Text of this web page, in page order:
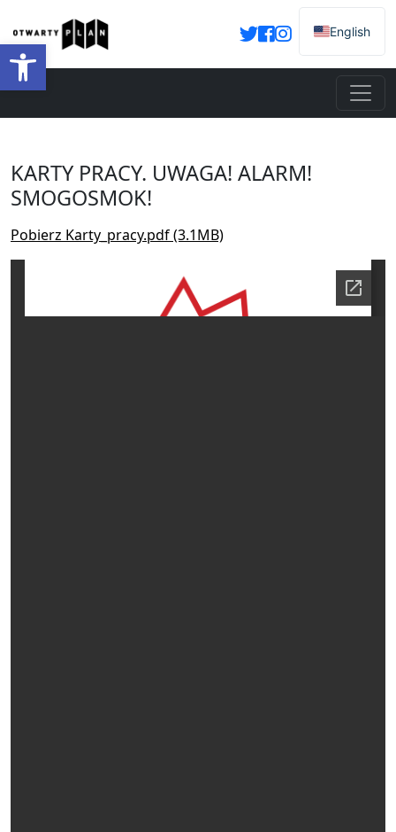
Otwórz pasek narzędzi
English
KARTY PRACY. UWAGA! ALARM!
SMOGOSMOK!
Pobierz Karty_pracy.pdf (3.1MB)